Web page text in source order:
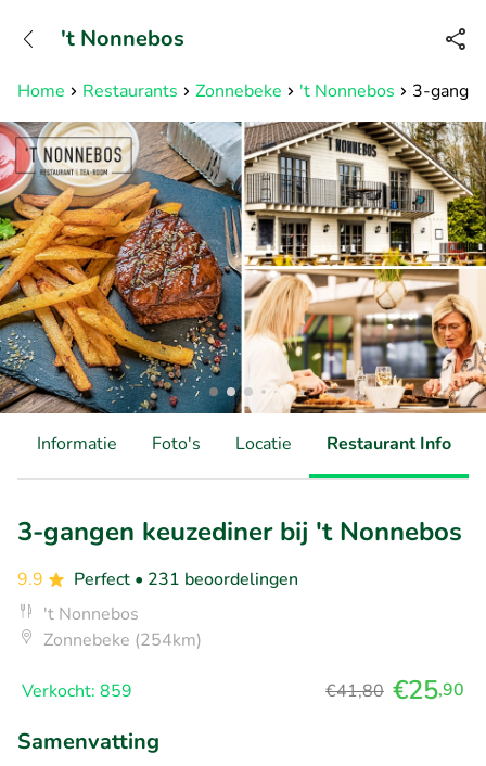
Bereikbaar tot 23:00 uur
Home Restaurants Zonnebeke 't Nonnebos 3-
't Nonnebos
Informatie Foto's Locatie Restaurant Info
3-gangen keuzediner bij 't Nonnebos
9.9 Perfect • 231 beoordelingen
't Nonnebos
Zonnebeke (254km)
Verkocht: 859 €41,80 €25,90
Samenvatting